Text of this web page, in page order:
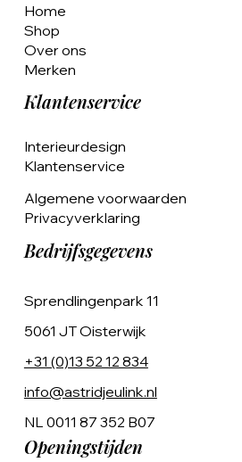
Home
Shop
Over ons
Merken
Klantenservice
Interieurdesign
Klantenservice
Algemene voorwaarden
Privacyverklaring
Bedrijfsgegevens
Sprendlingenpark 11
5061 JT Oisterwijk
+31 (0)13 52 12 834
info@astridjeulink.nl
NL 0011 87 352 B07
Openingstijden